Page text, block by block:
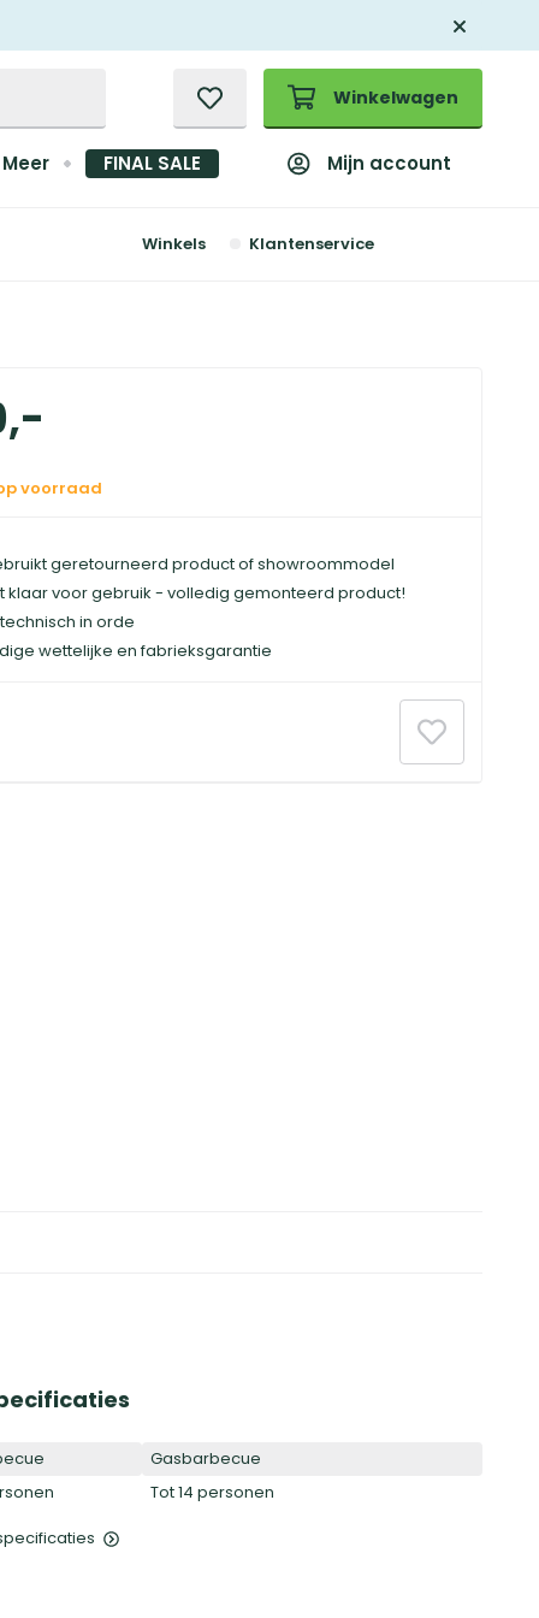
Winkelwagen
Meer FINAL SALE Mijn account
Winkels Klantenservice
,-
voorraad
geretourneerd product of showroommodel
klaar voor gebruik - volledig gemonteerd product!
technisch in orde
wettelijke en fabrieksgarantie
Gasbarbecue
Tot 14 personen